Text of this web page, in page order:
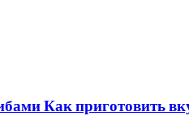
Как приготовить